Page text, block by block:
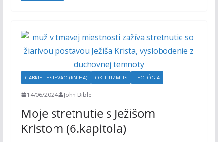
GABRIEL ESTEVAO (KNIHA) OKULTIZMUS TEOLÓGIA
14/06/2024 John Bible
Moje stretnutie s Ježišom
Kristom (6.kapitola)